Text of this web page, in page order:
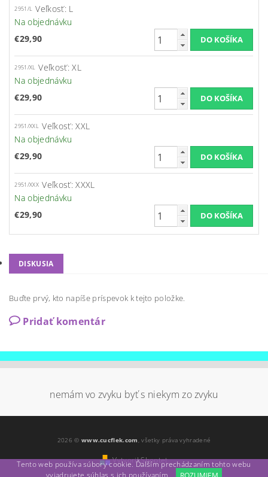
2951/L Veľkosť: L
Na objednávku
€29,90
2951/XL Veľkosť: XL
Na objednávku
€29,90
2951/XXL Veľkosť: XXL
Na objednávku
€29,90
2951/XXX Veľkosť: XXXL
Na objednávku
€29,90
DISKUSIA
Buďte prvý, kto napíše príspevok k tejto položke.
Pridať komentár
nemám vo zvyku byť s niekym zo zvyku
2026 © www.cucflek.com, všetky práva vyhradené
Vytvoril Shoptet
Tento web používa súbory cookie. Ďalším prechádzaním tohto webu